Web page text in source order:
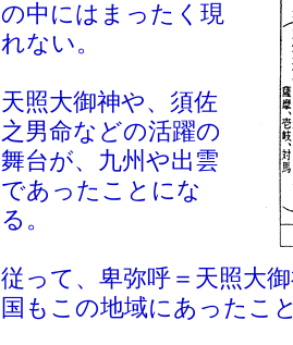
の中にはまったく現
れない。
天照大御神や、須佐
之男命などの活躍の
舞台が、九州や出雲
であったことにな
る。
従って、卑弥呼＝天照大
国もこの地域にあったこ